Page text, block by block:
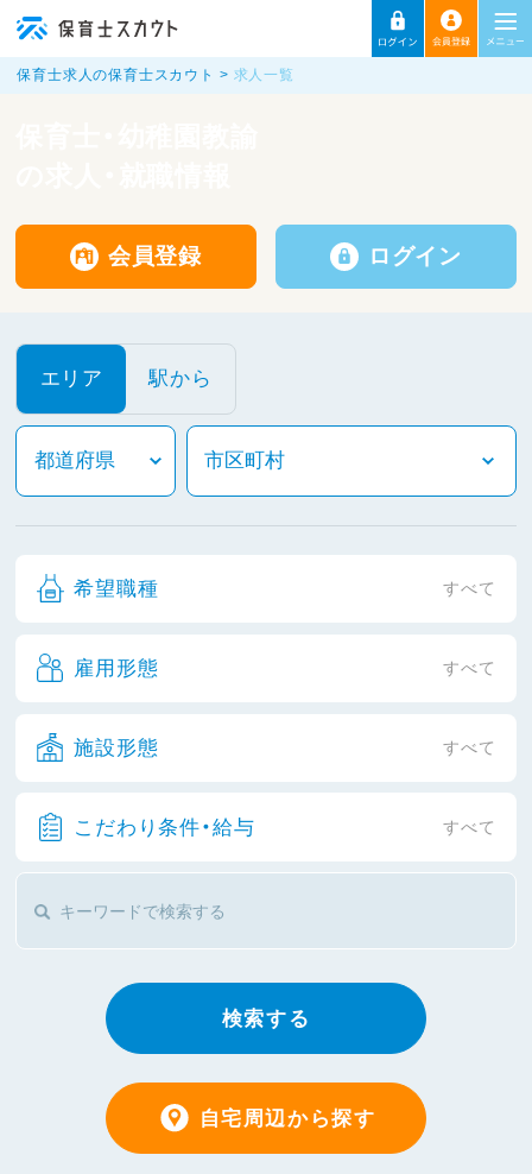
保育士求人の保育士スカウト 求人一覧
会員登録 ログイン
エリア 駅から
希望職種 すべて
雇用形態 すべて
施設形態 すべて
こだわり条件・給与 すべて
検索する
自宅周辺から探す